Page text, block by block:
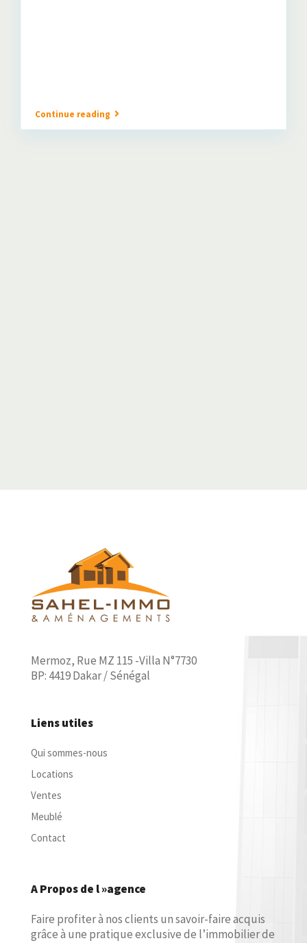
Continue reading
Mermoz, Rue MZ 115 -Villa N°7730
BP: 4419 Dakar / Sénégal
Liens utiles
Qui sommes-nous
Locations
Ventes
Meublé
Contact
A Propos de l »agence
Faire profiter à nos clients un savoir-faire acquis
grâce à une pratique exclusive de l’immobilier de